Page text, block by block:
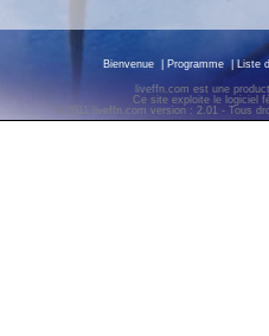
Bienvenue Programme |Liste
liveffn.com est une
Ce site exploite le logiciel
© 2011 liveffn.com version : 2.01 - Tous